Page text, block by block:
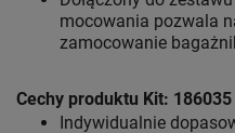
mocowania pozwala
zamocowanie
Cechy produktu Kit: 186035
Indywidualnie